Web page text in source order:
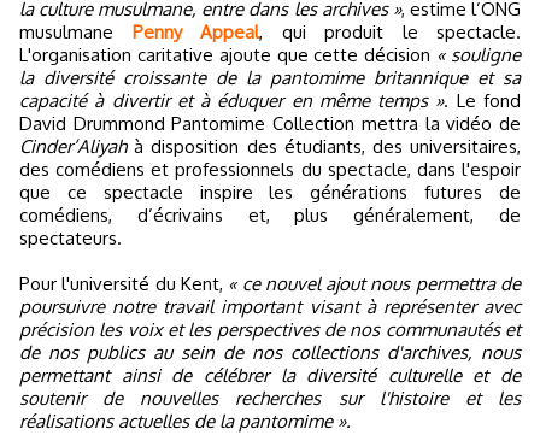
la culture musulmane, entre dans les archives », estime l’ONG
musulmane Penny Appeal, qui produit le spectacle.
L'organisation caritative ajoute que cette décision « souligne
la diversité croissante de la pantomime britannique et sa
capacité à divertir et à éduquer en même temps ». Le fond
David Drummond Pantomime Collection mettra la vidéo de
Cinder’Aliyahà disposition des étudiants, des universitaires,
des comédiens et professionnels du spectacle, dans l'espoir
que ce spectacle inspire les générations futures de
comédiens, d’écrivains et, plus généralement, de
spectateurs.
Pour l'université du Kent, « ce nouvel ajout nous permettra de
poursuivre notre travail important visant à représenter avec
précision les voix et les perspectives de nos communautés et
de nos publics au sein de nos collections d'archives, nous
permettant ainsi de célébrer la diversité culturelle et de
soutenir de nouvelles recherches sur l'histoire et les
réalisations actuelles de la pantomime ».